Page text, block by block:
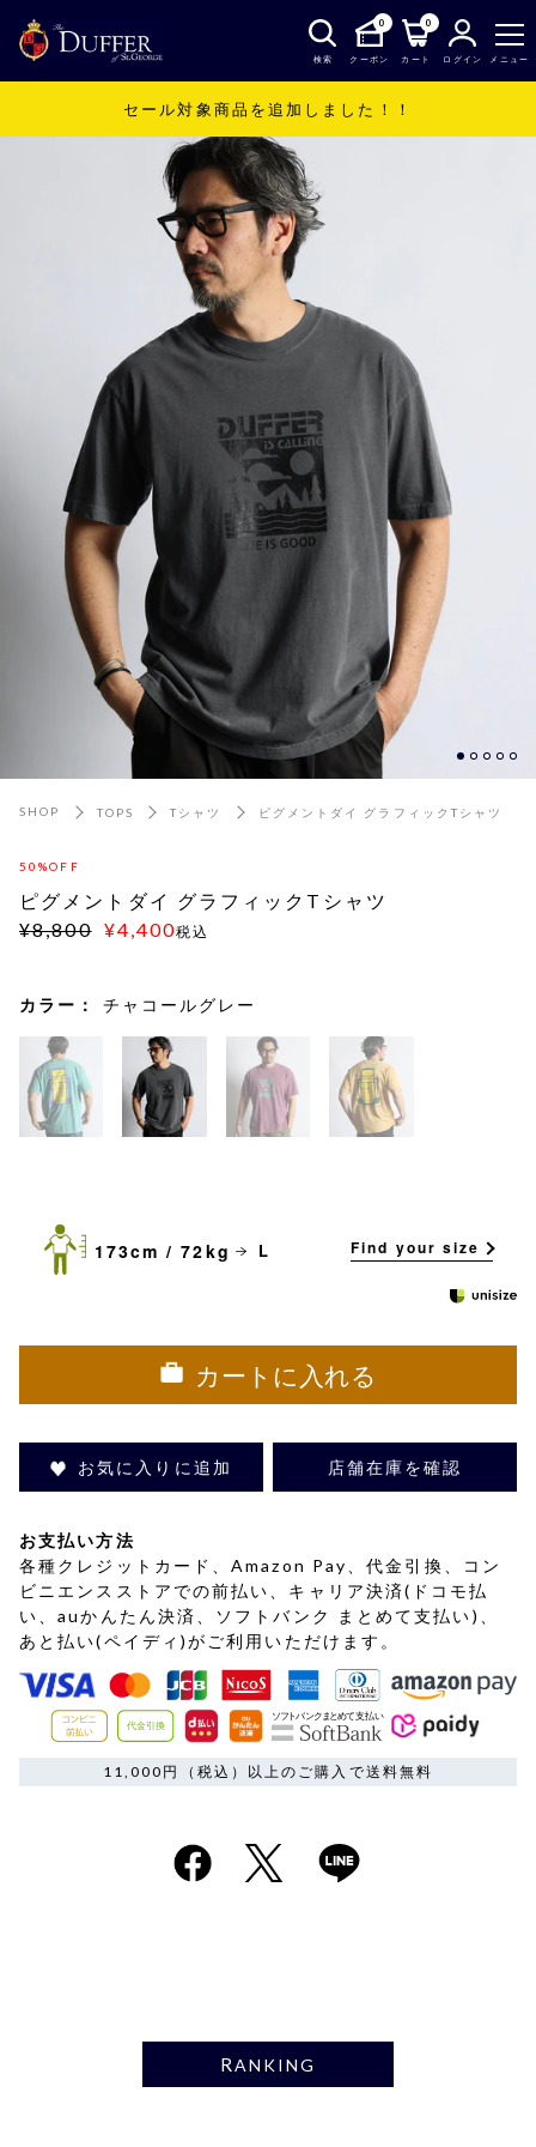
検索
0
クーポン
0
カート ログイン メニュー
セール対象商品を追加しました！！
SHOP TOPS Tシャツ ピグメントダイ グラフィックTシャツ
50%OFF
ピグメントダイ グラフィックTシャツ
¥8,800 ¥4,400税込
カラー： チャコールグレー
173cm / 72kg L Find your size
カートに入れる
お気に入りに追加 店舗在庫を確認
お支払い方法
各種クレジットカード、Amazon Pay、代金引換、コン
ビニエンスストアでの前払い、キャリア決済(ドコモ払
い、auかんたん決済、ソフトバンク まとめて支払い)、
あと払い(ペイディ)がご利用いただけます。
11,000円（税込）以上のご購入で送料無料
RANKING